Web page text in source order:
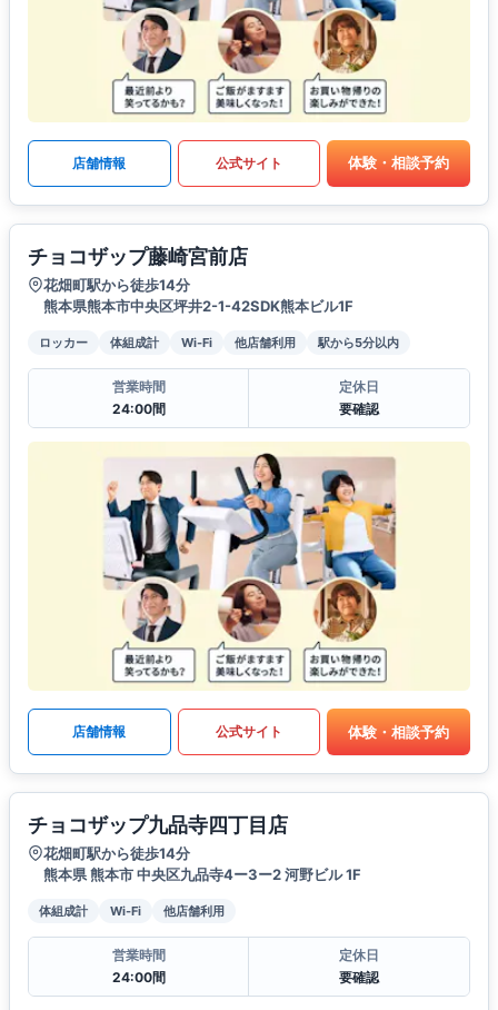
店舗情報 公式サイト 体験・相談予約
チョコザップ藤崎宮前店
花畑町駅から徒歩14分
熊本県熊本市中央区坪井2-1-42SDK熊本ビル1F
ロッカー 体組成計 Wi-Fi 他店舗利用 駅から5分以内
営業時間
24:00間
定休日
要確認
店舗情報 公式サイト 体験・相談予約
チョコザップ九品寺四丁目店
花畑町駅から徒歩14分
熊本県 熊本市 中央区九品寺4ー3ー2 河野ビル 1F
体組成計 Wi-Fi 他店舗利用
営業時間
24:00間
定休日
要確認